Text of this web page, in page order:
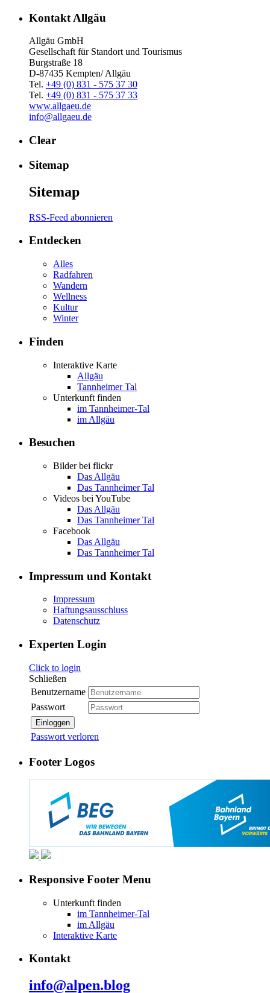
Kontakt Allgäu
Allgäu GmbH
Gesellschaft für Standort und Tourismus
Burgstraße 18
D-87435 Kempten/ Allgäu
Tel. +49 (0) 831 - 575 37 30
Tel. +49 (0) 831 - 575 37 33
www.allgaeu.de
info@allgaeu.de
Clear
Sitemap
Sitemap
RSS-Feed abonnieren
Entdecken
Alles
Radfahren
Wandern
Wellness
Kultur
Winter
Finden
Interaktive Karte
Allgäu
Tannheimer Tal
Unterkunft finden
im Tannheimer-Tal
im Allgäu
Besuchen
Bilder bei flickr
Das Allgäu
Das Tannheimer Tal
Videos bei YouTube
Das Allgäu
Das Tannheimer Tal
Facebook
Das Allgäu
Das Tannheimer Tal
Impressum und Kontakt
Impressum
Haftungsausschluss
Datenschutz
Experten Login
Click to login
Schließen
Benutzername
Passwort
Einloggen
Passwort verloren
Footer Logos
Responsive Footer Menu
Unterkunft finden
im Tannheimer-Tal
im Allgäu
Interaktive Karte
Kontakt
info@alpen.blog